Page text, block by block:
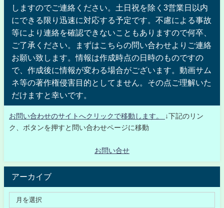
しますのでご連絡ください。土日祝を除く3営業日以内
にできる限り迅速に対応する予定です。不慮による事故
等により連絡を確認できないこともありますので何卒、
ご了承ください。まずはこちらの問い合わせよりご連絡
お願い致します。情報は作成時点の日時のものですの
で、作成後に情報が変わる場合がございます。動画サム
ネ等の著作権侵害目的としてません。その点ご理解いた
だけますと幸いです。
お問い合わせのサイトへクリックで移動します。
↓下記のリン
ク、ボタンを押すと問い合わせページに移動
お問い合せ
アーカイブ